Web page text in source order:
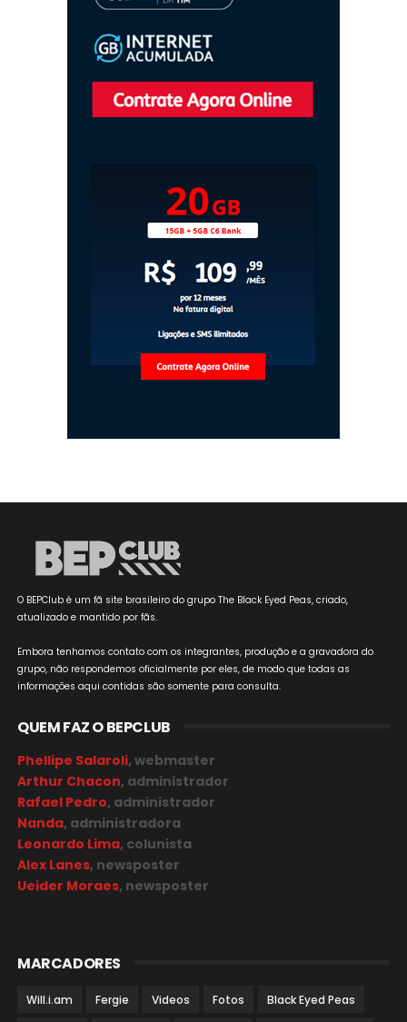
O BEPClub é um fã site brasileiro do grupo The Black Eyed Peas, criado,
atualizado e mantido por fãs.
Embora tenhamos contato com os integrantes, produção e a gravadora do
grupo, não respondemos oficialmente por eles, de modo que todas as
informações aqui contidas são somente para consulta.
QUEM FAZ O BEPCLUB
Phellipe Salaroli, webmaster
Arthur Chacon, administrador
Rafael Pedro, administrador
Nanda, administradora
Leonardo Lima, colunista
Alex Lanes, newsposter
Ueider Moraes, newsposter
MARCADORES
Will.i.am Fergie Videos Fotos Black Eyed Peas